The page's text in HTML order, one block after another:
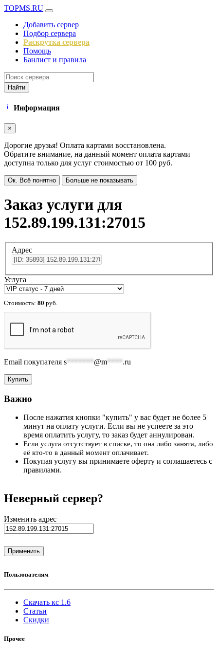
TOPMS.RU
Добавить сервер
Подбор сервера
Раскрутка сервера
Помощь
Банлист и правила
Найти
Информация
×
Дорогие друзья! Оплата картами восстановлена.
Обратите внимание, на данный момент оплата картами
доступна только для услуг стоимостью от 100 руб.
Ок. Всё понятно Больше не показывать
Заказ услуги для
152.89.199.131:27015
Адрес
Услуга
Стоимость: 80 руб.
Email покупателя s*******@m****.ru
Важно
После нажатия кнопки "купить" у вас будет не более 5
минут на оплату услуги. Если вы не успеете за это
время оплатить услугу, то заказ будет аннулирован.
Если услуга отсутствует в списке, то она либо занята, либо
её кто-то в данный момент оплачивает.
Покупая услугу вы принимаете оферту и соглашаетесь с
правилами.
Неверный сервер?
Изменить адрес
Пользователям
Скачать кс 1.6
Статьи
Скидки
Прочее